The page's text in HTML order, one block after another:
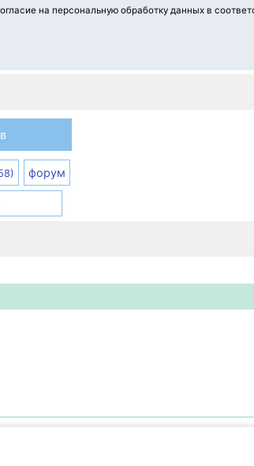
на персональную обработку данных в
форум